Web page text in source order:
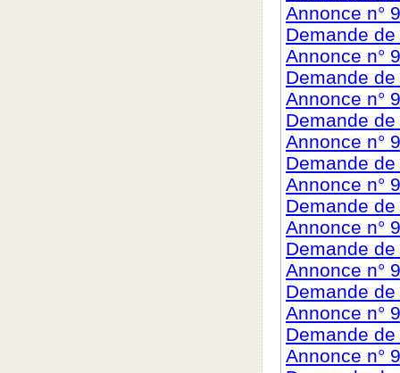
Annonce n°
Demande
Annonce n°
Demande
Annonce n°
Demande
Annonce n°
Demande
Annonce n°
Demande
Annonce n°
Demande
Annonce n°
Demande
Annonce n°
Demande
Annonce n°